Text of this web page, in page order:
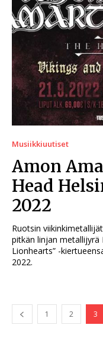
Musiikkiuutiset
Amon
Head
2022
Ruotsin
pitkän linjan metallijyrä
Lionhearts” -
2022.
1 2 3